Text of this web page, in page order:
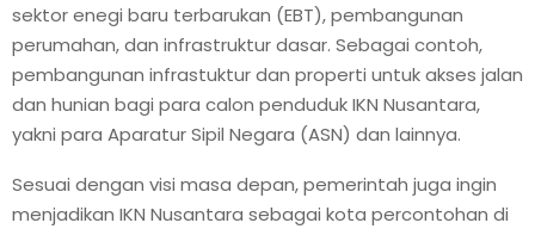
sektor enegi baru terbarukan (EBT), pembangunan
perumahan, dan infrastruktur dasar. Sebagai contoh,
pembangunan infrastuktur dan properti untuk akses jalan
dan hunian bagi para calon penduduk IKN Nusantara,
yakni para Aparatur Sipil Negara (ASN) dan lainnya.
Sesuai dengan visi masa depan, pemerintah juga ingin
menjadikan IKN Nusantara sebagai kota percontohan di